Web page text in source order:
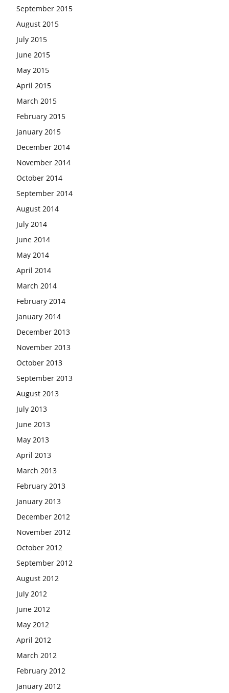
September 2015
August 2015
July 2015
June 2015
May 2015
April 2015
March 2015
February 2015
January 2015
December 2014
November 2014
October 2014
September 2014
August 2014
July 2014
June 2014
May 2014
April 2014
March 2014
February 2014
January 2014
December 2013
November 2013
October 2013
September 2013
August 2013
July 2013
June 2013
May 2013
April 2013
March 2013
February 2013
January 2013
December 2012
November 2012
October 2012
September 2012
August 2012
July 2012
June 2012
May 2012
April 2012
March 2012
February 2012
January 2012